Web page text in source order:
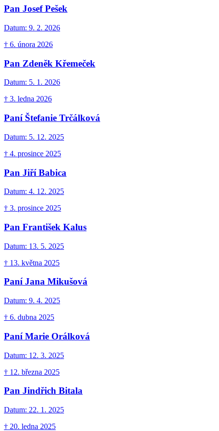
Pan Josef Pešek
Datum: 9. 2. 2026
† 6. února 2026
Pan Zdeněk Křemeček
Datum: 5. 1. 2026
† 3. ledna 2026
Paní Štefanie Trčálková
Datum: 5. 12. 2025
† 4. prosince 2025
Pan Jiří Babica
Datum: 4. 12. 2025
† 3. prosince 2025
Pan František Kalus
Datum: 13. 5. 2025
† 13. května 2025
Paní Jana Mikušová
Datum: 9. 4. 2025
† 6. dubna 2025
Paní Marie Orálková
Datum: 12. 3. 2025
† 12. března 2025
Pan Jindřich Bitala
Datum: 22. 1. 2025
† 20. ledna 2025